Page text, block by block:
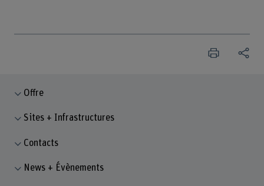
Offre
Sites + Infrastructures
Contacts
News + Évènements